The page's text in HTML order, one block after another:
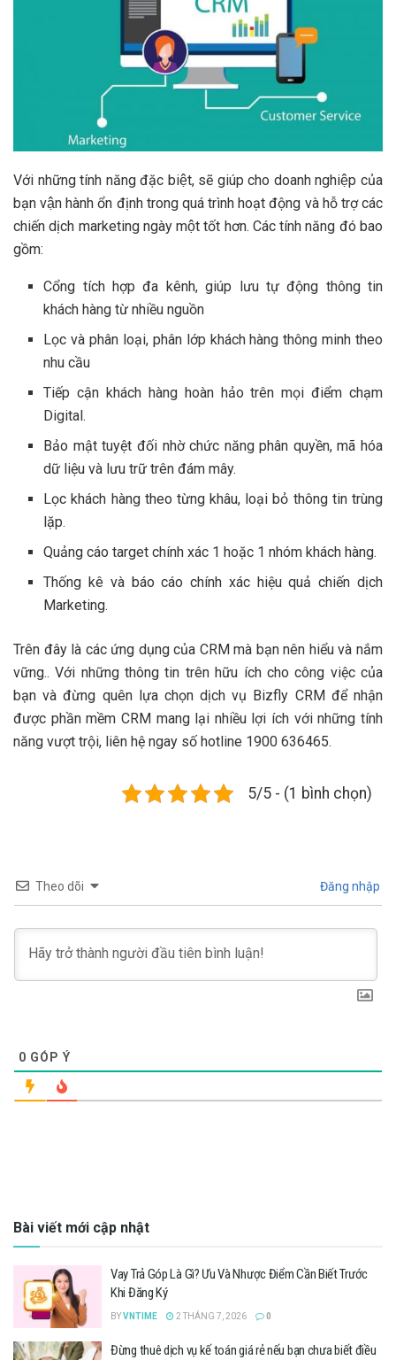
Với những tính năng đặc biệt, sẽ giúp cho doanh nghiệp của
bạn vận hành ổn định trong quá trình hoạt động và hỗ trợ các
chiến dịch marketing ngày một tốt hơn. Các tính năng đó bao
gồm:
Cổng tích hợp đa kênh, giúp lưu tự động thông tin
khách hàng từ nhiều nguồn
Lọc và phân loại, phân lớp khách hàng thông minh theo
nhu cầu
Tiếp cận khách hàng hoàn hảo trên mọi điểm chạm
Digital.
Bảo mật tuyệt đối nhờ chức năng phân quyền, mã hóa
dữ liệu và lưu trữ trên đám mây.
Lọc khách hàng theo từng khâu, loại bỏ thông tin trùng
lặp.
Quảng cáo target chính xác 1 hoặc 1 nhóm khách hàng.
Thống kê và báo cáo chính xác hiệu quả chiến dịch
Marketing.
Trên đây là các ứng dụng của CRM mà bạn nên hiểu và nắm
vững.. Với những thông tin trên hữu ích cho công việc của
bạn và đừng quên lựa chọn dịch vụ Bizfly CRM để nhận
được phần mềm CRM mang lại nhiều lợi ích với những tính
năng vượt trội, liên hệ ngay số hotline 1900 636465.
5/5 - (1 bình chọn)
Theo dõi Đăng nhập
0 GÓP Ý
Bài viết mới cập nhật
Vay Trả Góp Là Gì? Ưu Và Nhược Điểm Cần Biết Trước
Khi Đăng Ký
BYVNTIME 2 THÁNG 7, 2026 0
Đừng thuê dịch vụ kế toán giá rẻ nếu bạn chưa biết điều